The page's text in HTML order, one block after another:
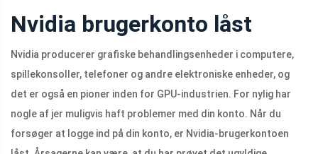
Nvidia brugerkonto låst
Nvidia producerer grafiske behandlingsenheder i computere,
spillekonsoller, telefoner og andre elektroniske enheder, og
det er også en pioner inden for GPU-industrien. For nylig har
nogle af jer muligvis haft problemer med din konto. Når du
forsøger at logge ind på din konto, er Nvidia-brugerkontoen